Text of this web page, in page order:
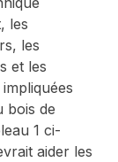
les
les
et les
bois de
1 ci-
aider les